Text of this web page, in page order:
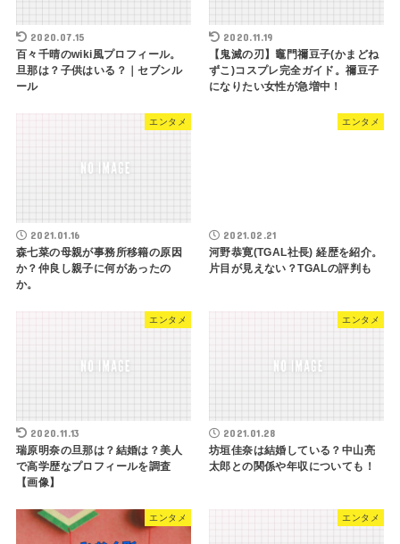
2020.07.15
百々千晴のwiki風プロフィール。
旦那は？子供はいる？｜セブンル
ール
2020.11.19
【鬼滅の刃】竈門禰豆子(かまどね
ずこ)コスプレ完全ガイド。禰豆子
になりたい女性が急増中！
エンタメ
2021.01.16
森七菜の母親が事務所移籍の原因
か？仲良し親子に何があったの
か。
エンタメ
2021.02.21
河野恭寛(TGAL社長) 経歴を紹介。
片目が見えない？TGALの評判も
エンタメ
2020.11.13
瑞原明奈の旦那は？結婚は？美人
で高学歴なプロフィールを調査
【画像】
エンタメ
2021.01.28
坊垣佳奈は結婚している？中山亮
太郎との関係や年収についても！
エンタメ エンタメ